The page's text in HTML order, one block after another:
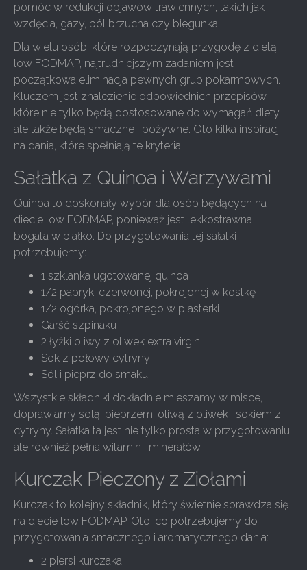
pomóc w redukcji objawów trawiennych, takich jak
wzdęcia, gazy, ból brzucha czy biegunka.
Dla wielu osób, które rozpoczynają przygodę z dietą
low FODMAP, najtrudniejszym zadaniem jest
początkowa eliminacja pewnych grup pokarmowych.
Kluczem jest znalezienie odpowiednich przepisów,
które nie tylko będą dostosowane do wymagań diety,
ale także będą smaczne i pożywne. Oto kilka inspiracji
na dania, które spełniają te kryteria.
Sałatka z Quinoa i Warzywami
Quinoa to doskonały wybór dla osób będących na
diecie low FODMAP, ponieważ jest lekkostrawna i
bogata w białko. Do przygotowania tej sałatki
potrzebujemy:
1 szklanka ugotowanej quinoa
1/2 papryki czerwonej, pokrojonej w kostkę
1/2 ogórka, pokrojonego w plasterki
Garść szpinaku
2 łyżki oliwy z oliwek extra virgin
Sok z połowy cytryny
Sól i pieprz do smaku
Wszystkie składniki dokładnie mieszamy w misce,
doprawiamy solą, pieprzem, oliwą z oliwek i sokiem z
cytryny. Sałatka ta jest nie tylko prosta w przygotowaniu,
ale również pełna witamin i minerałów.
Kurczak Pieczony z Ziołami
Kurczak to kolejny składnik, który świetnie sprawdza się
na diecie low FODMAP. Oto, co potrzebujemy do
przygotowania smacznego i aromatycznego dania:
2 piersi kurczaka